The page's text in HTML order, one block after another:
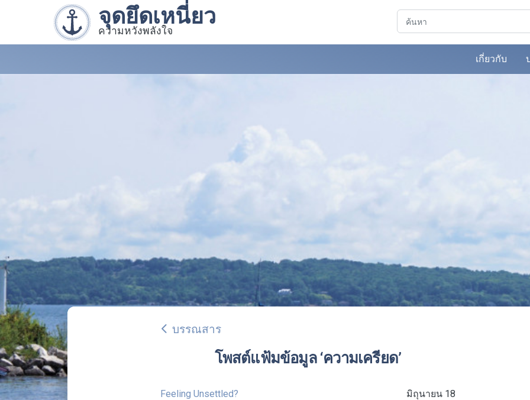
จุดยึดเหนี่ยว
ความหวังพลังใจ
ค้นหา
เกี่ยวกับ
arrow_back_ios บรรณสาร
โพสต์แฟ้มข้อมูล ‘ความเครียด’
Feeling Unsettled? มิถุนายน 18